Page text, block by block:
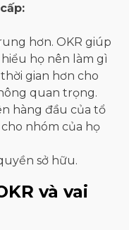
hơn. OKR giúp
họ nên làm gì
gian hơn cho
quan trọng.
hàng đầu của tổ
nhóm của họ
sở hữu.
và vai